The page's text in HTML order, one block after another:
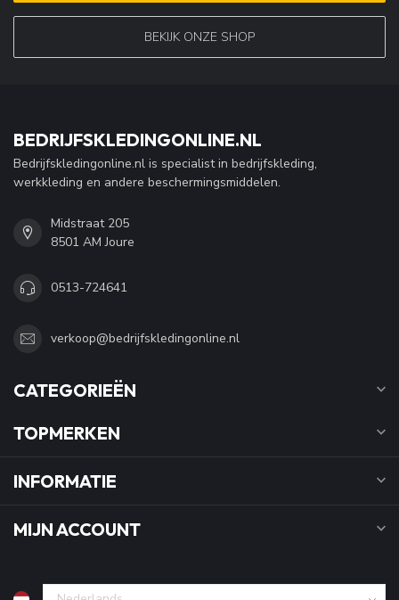
BEKIJK ONZE SHOP
BEDRIJFSKLEDINGONLINE.NL
Bedrijfskledingonline.nl is specialist in bedrijfskleding,
werkkleding en andere beschermingsmiddelen.
Midstraat 205
8501 AM Joure
0513-724641
verkoop@bedrijfskledingonline.nl
CATEGORIEËN
TOPMERKEN
INFORMATIE
MIJN ACCOUNT